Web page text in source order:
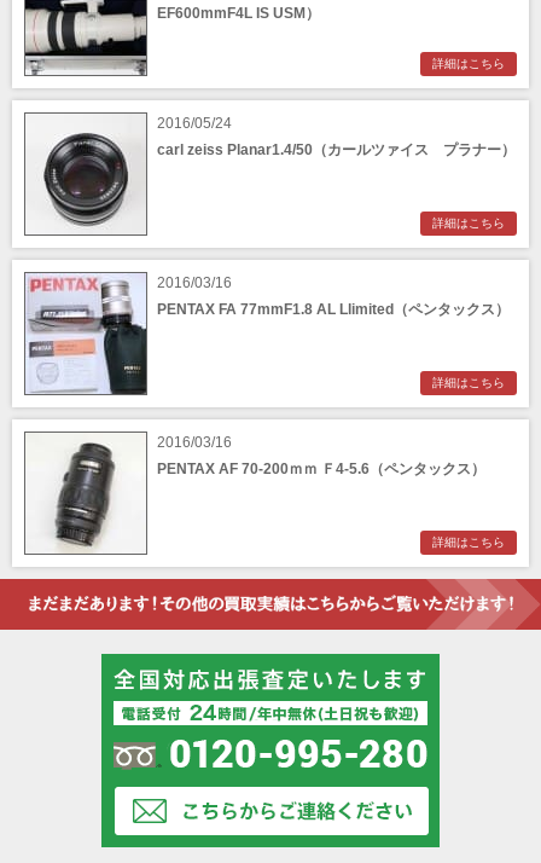
EF600mmF4L IS USM）
詳細はこちら
2016/05/24
carl zeiss Planar1.4/50（カールツァイス プラナー）
詳細はこちら
2016/03/16
PENTAX FA 77mmF1.8 AL Llimited（ペンタックス）
詳細はこちら
2016/03/16
PENTAX AF 70-200ｍｍ Ｆ4-5.6（ペンタックス）
詳細はこちら